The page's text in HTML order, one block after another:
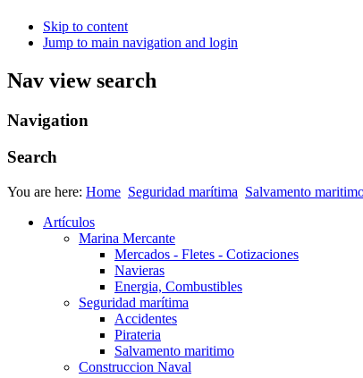
Skip to content
Jump to main navigation and login
Nav view search
Navigation
Search
You are here: Home Seguridad marítima Salvamento
Artículos
Marina Mercante
Mercados - Fletes - Cotizaciones
Navieras
Energia, Combustibles
Seguridad marítima
Accidentes
Pirateria
Salvamento maritimo
Construccion Naval